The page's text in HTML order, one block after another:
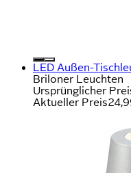
LED Außen-
Briloner Leuchten
Ursprünglicher
Aktueller Preis